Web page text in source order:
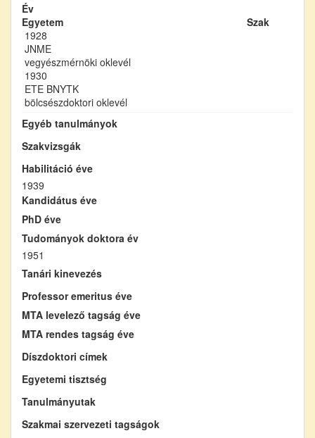
Év
Egyetem
Szak
1928
JNME
vegyészmérnöki oklevél
1930
ETE BNYTK
bölcsészdoktori oklevél
Egyéb tanulmányok
Szakvizsgák
Habilitáció éve
1939
Kandidátus éve
PhD éve
Tudományok doktora év
1951
Tanári kinevezés
Professor emeritus éve
MTA levelező tagság éve
MTA rendes tagság éve
Díszdoktori címek
Egyetemi tisztség
Tanulmányutak
Szakmai szervezeti tagságok